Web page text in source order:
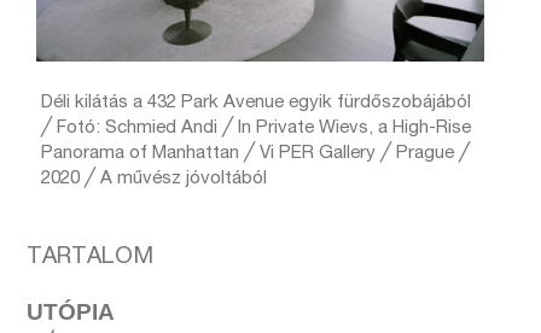
Déli kilátás a 432 Park Avenue egyik fürdőszobájából
╱ Fotó: Schmied Andi ╱ In Private Wievs, a High-Rise
Panorama of Manhattan ╱ Vi PER Gallery ╱ Prague ╱
2020 ╱ A művész jóvoltából
TARTALOM
UTÓPIA